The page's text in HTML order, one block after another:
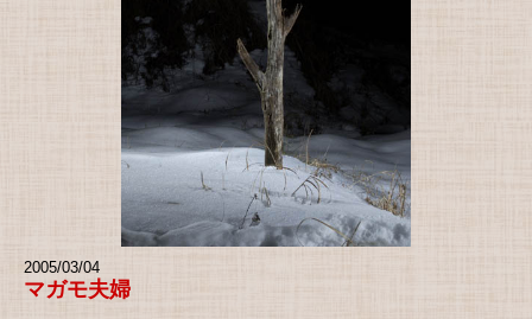
2005/03/04
マガモ夫婦